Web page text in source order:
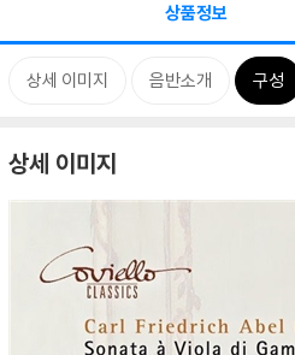
상품정보
상세 이미지 음반소개 구성
상세 이미지